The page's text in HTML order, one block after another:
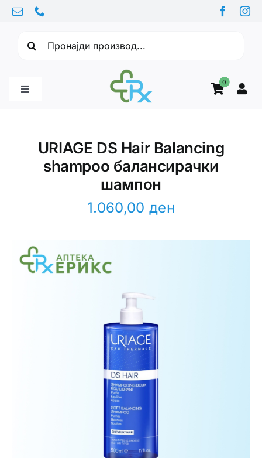
Skip
content
0
Toggle
Витамини
Здравствени проблеми
Медицински апрати
URIAGE DS Hair Balancing
shampoo балансирачки
шампон
1.060,00ден